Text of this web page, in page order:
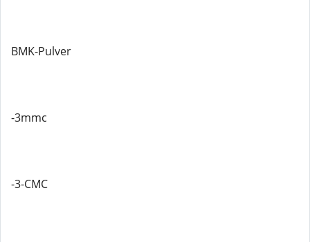
BMK-Pulver
-3mmc
-3-CMC